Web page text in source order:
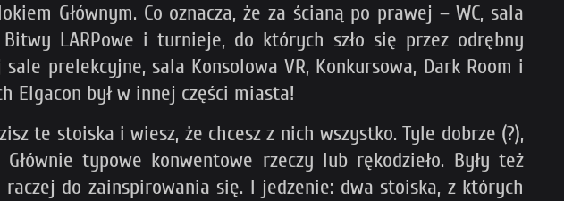
Głównym. Co oznacza, że za ścianą po prawej – WC, sala
LARPowe i turnieje, do których szło się przez odrębny
prelekcyjne, sala Konsolowa VR, Konkursowa, Dark Room i
Elgacon był w innej części miasta!
te stoiska i wiesz, że chcesz z nich wszystko. Tyle dobrze (?),
typowe konwentowe rzeczy lub rękodzieło. Były też
do zainspirowania się. I jedzenie: dwa stoiska, z których